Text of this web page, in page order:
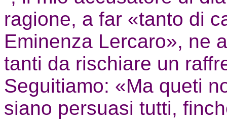
ragione, a far «tanto di
Eminenza Lercaro», ne
tanti da rischiare un
Seguitiamo: «Ma queti
siano persuasi tutti,